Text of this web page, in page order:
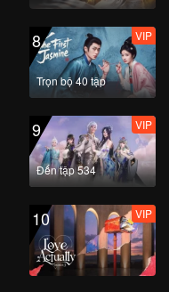
8
Trọn bộ 40 tập
VIP
9
Đến tập 534
VIP
10 VIP